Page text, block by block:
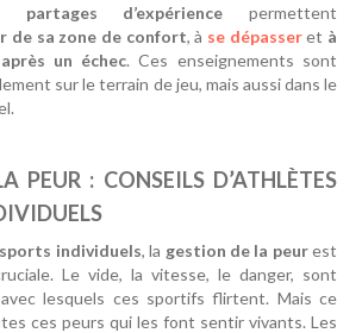
partages d’expérience permettent
de sa zone de confort, à se dépasser et à
un échec. Ces enseignements sont
sur le terrain de jeu, mais aussi dans le
PEUR : CONSEILS D’ATHLÈTES
sports individuels, la gestion de la peurest
Le vide, la vitesse, le danger, sont
lesquels ces sportifs flirtent. Mais ce
ces peurs qui les font sentir vivants. Les